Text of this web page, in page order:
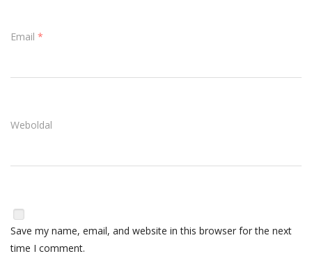
Email *
Weboldal
Save my name, email, and website in this browser for the next
time I comment.